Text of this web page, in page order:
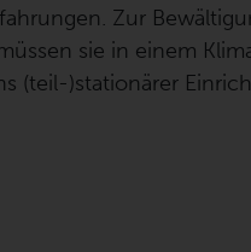
Zur
sie in einem
(teil-)stationärer